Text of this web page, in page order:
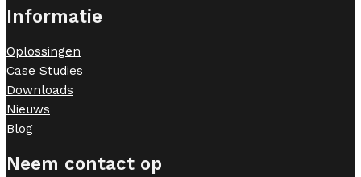
Informatie
Oplossingen
Case Studies
Downloads
Nieuws
Blog
Neem contact op